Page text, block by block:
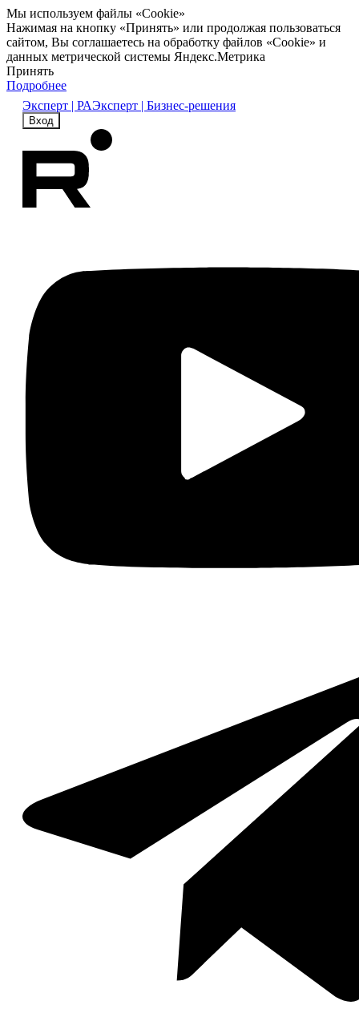
Мы используем файлы «Cookie»
Нажимая на кнопку «Принять» или продолжая пользоваться
сайтом, Вы соглашаетесь на обработку файлов «Cookie» и
данных метрической системы Яндекс.Метрика
Принять
Подробнее
Эксперт | РАЭксперт | Бизнес-решения
Вход